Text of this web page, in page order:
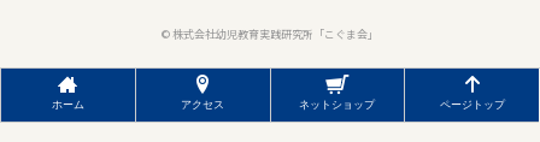
© 株式会社幼児教育実践研究所「こぐま会」
ホーム アクセス ネットショップ ページトップ